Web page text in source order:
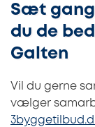
Sæt
du de
Galten
Vil du gerne
vælger